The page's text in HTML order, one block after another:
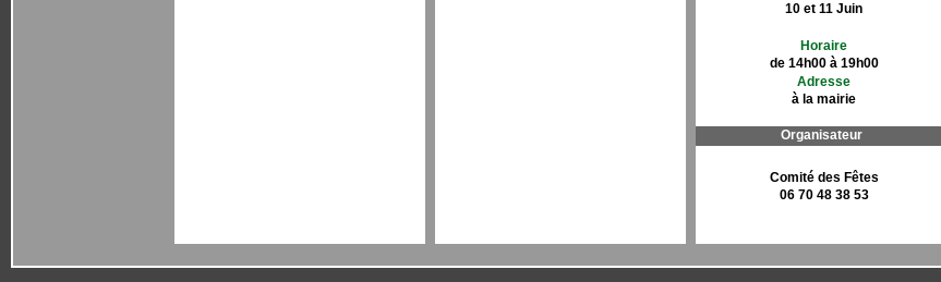
10 et 11 Juin
Horaire
de 14h00 à 19h00
Adresse
à la mairie
Organisateur
Comité des Fêtes
06 70 48 38 53